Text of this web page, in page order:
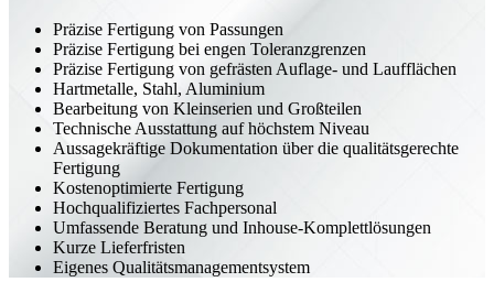
Präzise Fertigung von Passungen
Präzise Fertigung bei engen Toleranzgrenzen
Präzise Fertigung von gefrästen Auflage- und Laufflächen
Hartmetalle, Stahl, Aluminium
Bearbeitung von Kleinserien und Großteilen
Technische Ausstattung auf höchstem Niveau
Aussagekräftige Dokumentation über die qualitätsgerechte
Fertigung
Kostenoptimierte Fertigung
Hochqualifiziertes Fachpersonal
Umfassende Beratung und Inhouse-Komplettlösungen
Kurze Lieferfristen
Eigenes Qualitätsmanagementsystem